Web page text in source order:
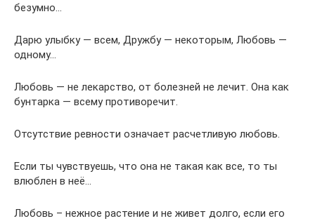
безумно…
Дарю улыбку — всем, Дружбу — некоторым, Любовь —
одному…
Любовь — не лекарство, от болезней не лечит. Она как
бунтарка — всему противоречит.
Отсутствие ревности означает расчетливую любовь.
Если ты чувствуешь, что она не такая как все, то ты
влюблен в неё…
Любовь – нежное растение и не живет долго, если его